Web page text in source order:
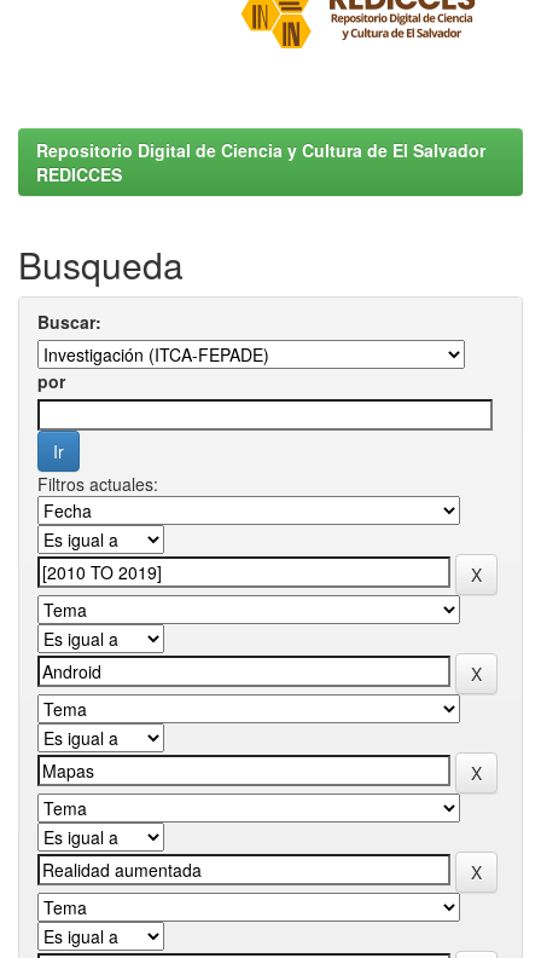
Repositorio Digital de Ciencia y Cultura de El Salvador
REDICCES
Busqueda
Buscar:
por
Filtros actuales: